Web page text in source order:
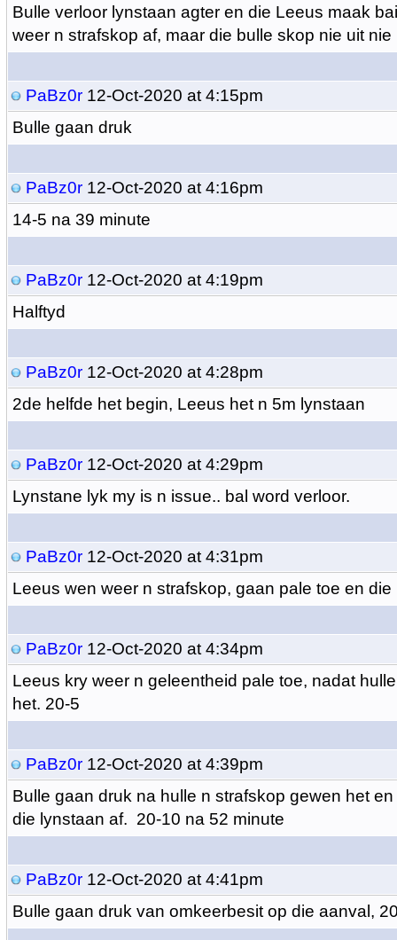
Bulle verloor lynstaan agter en die Leeus maak
weer n strafskop af, maar die bulle skop nie uit nie
PaBz0r12-Oct-2020 at 4:15pm
Bulle gaan druk
PaBz0r12-Oct-2020 at 4:16pm
14-5 na 39 minute
PaBz0r12-Oct-2020 at 4:19pm
Halftyd
PaBz0r12-Oct-2020 at 4:28pm
2de helfde het begin, Leeus het n 5m lynstaan
PaBz0r12-Oct-2020 at 4:29pm
Lynstane lyk my is n issue.. bal word verloor.
PaBz0r12-Oct-2020 at 4:31pm
Leeus wen weer n strafskop, gaan pale toe en die
PaBz0r12-Oct-2020 at 4:34pm
Leeus kry weer n geleentheid pale toe, nadat
het. 20-5
PaBz0r12-Oct-2020 at 4:39pm
Bulle gaan druk na hulle n strafskop gewen het
die lynstaan af. 20-10 na 52 minute
PaBz0r12-Oct-2020 at 4:41pm
Bulle gaan druk van omkeerbesit op die aanval,